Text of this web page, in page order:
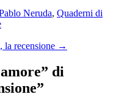
Neruda, Quaderni di
la recensione →
di